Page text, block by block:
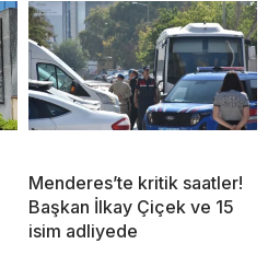
Menderes’te kritik saatler!
Başkan İlkay Çiçek ve 15
isim adliyede